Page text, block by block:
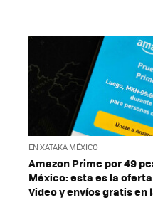
EN XATAKA MÉXICO
Amazon Prime por 49
México: esta es la
Video y envíos gratis en